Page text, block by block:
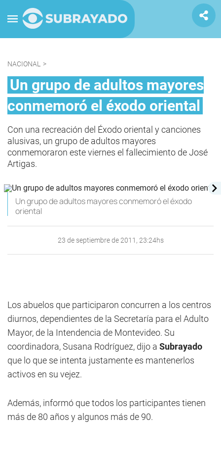
NACIONAL >
Un grupo de adultos mayores
conmemoró el éxodo oriental
Con una recreación del Éxodo oriental y canciones
alusivas, un grupo de adultos mayores
conmemoraron este viernes el fallecimiento de José
Artigas.
Un grupo de adultos mayores conmemoró el éxodo
oriental
23 de septiembre de 2011, 23:24hs
Los abuelos que participaron concurren a los centros
diurnos, dependientes de la Secretaría para el Adulto
Mayor, de la Intendencia de Montevideo. Su
coordinadora, Susana Rodríguez, dijo a Subrayado
que lo que se intenta justamente es mantenerlos
activos en su vejez.
Además, informó que todos los participantes tienen
más de 80 años y algunos más de 90.